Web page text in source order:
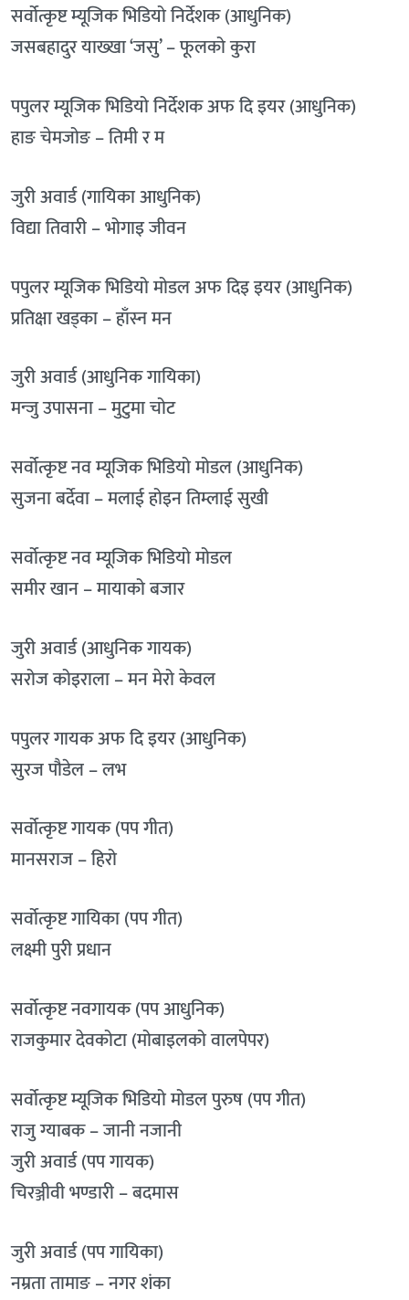
सर्वोत्कृष्ट म्यूजिक भिडियो निर्देशक (आधुनिक)
जसबहादुर याख्खा ‘जसु’ – फूलको कुरा
पपुलर म्यूजिक भिडियो निर्देशक अफ दि इयर (आधुनिक)
हाङ चेमजोङ – तिमी र म
जुरी अवार्ड (गायिका आधुनिक)
विद्या तिवारी – भोगाइ जीवन
पपुलर म्यूजिक भिडियो मोडल अफ दिइ इयर (आधुनिक)
प्रतिक्षा खड्का – हाँस्न मन
जुरी अवार्ड (आधुनिक गायिका)
मन्जु उपासना – मुटुमा चोट
सर्वोत्कृष्ट नव म्यूजिक भिडियो मोडल (आधुनिक)
सुजना बर्देवा – मलाई होइन तिम्लाई सुखी
सर्वोत्कृष्ट नव म्यूजिक भिडियो मोडल
समीर खान – मायाको बजार
जुरी अवार्ड (आधुनिक गायक)
सरोज कोइराला – मन मेरो केवल
पपुलर गायक अफ दि इयर (आधुनिक)
सुरज पौडेल – लभ
सर्वोत्कृष्ट गायक (पप गीत)
मानसराज – हिरो
सर्वोत्कृष्ट गायिका (पप गीत)
लक्ष्मी पुरी प्रधान
सर्वोत्कृष्ट नवगायक (पप आधुनिक)
राजकुमार देवकोटा (मोबाइलको वालपेपर)
सर्वोत्कृष्ट म्यूजिक भिडियो मोडल पुरुष (पप गीत)
राजु ग्याबक – जानी नजानी
जुरी अवार्ड (पप गायक)
चिरञ्जीवी भण्डारी – बदमास
जुरी अवार्ड (पप गायिका)
नम्रता तामाङ – नगर शंका